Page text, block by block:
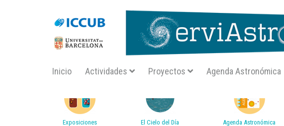
Navegació principal SA
Inicio Actividades Proyectos Agenda Astronómica
Exposiciones El Cielo del Día Agenda Astronómica